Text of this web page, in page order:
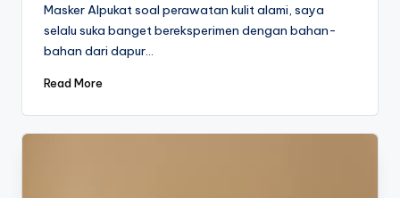
Masker Alpukat soal perawatan kulit alami, saya
selalu suka banget bereksperimen dengan bahan-
bahan dari dapur…
Read More